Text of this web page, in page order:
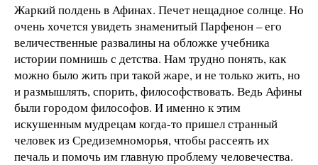
Жаркий полдень в Афинах. Печет нещадное солнце. Но
очень хочется увидеть знаменитый Парфенон – его
величественные развалины на обложке учебника
истории помнишь с детства. Нам трудно понять, как
можно было жить при такой жаре, и не только жить, но
и размышлять, спорить, философствовать. Ведь Афины
были городом философов. И именно к этим
искушенным мудрецам когда-то пришел странный
человек из Средиземноморья, чтобы рассеять их
печаль и помочь им главную проблему человечества.